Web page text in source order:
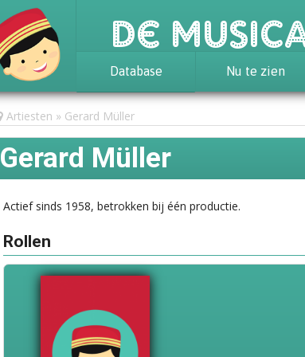
De
Database
Achtergrond
Awards
Statistieken
Nu te zien
Artiesten Gerard Müller
Gerard Müller
Actief sinds 1958, betrokken bij één productie.
Rollen